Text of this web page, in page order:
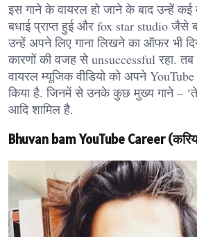
इस गाने के वायरल हो जाने के बाद उन्हें कई
बधाई प्राप्त हुई और fox star studio जैसे
उन्हें अपने लिए गाना लिखने का ऑफर भी
कारणों की वजह से unsuccessful रहा.
वायरल म्यूजिक वीडियो को अपने
किया है. जिनमें से उनके कुछ मुख्य गाने –
आदि शामिल है.
Bhuvan bam YouTube Career